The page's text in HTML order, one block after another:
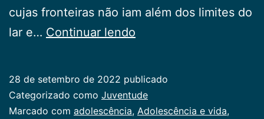
cujas fronteiras não iam além dos limites do
lar e… Continuar lendo
o
ter
28 de setembro de 2022 publicado
Categorizado como Juventude
Marcado com adolescência, Adolescência e vida,